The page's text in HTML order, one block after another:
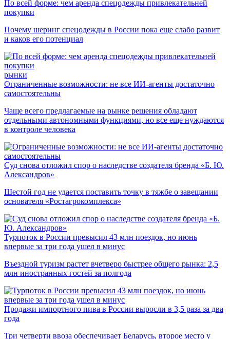
По всей форме: чем аренда спецодежды привлекательней
покупки
Почему шеринг спецодежды в России пока еще слабо развит
и каков его потенциал
рынки
Ограниченные возможности: не все ИИ-агенты достаточно
самостоятельны
Чаще всего предлагаемые на рынке решения обладают
отдельными автономными функциями, но все еще нуждаются
в контроле человека
Суд снова отложил спор о наследстве создателя бренда «Б. Ю.
Александров»
Шестой год не удается поставить точку в тяжбе о завещании
основателя «Ростагрокомплекса»
Турпоток в России превысил 43 млн поездок, но июнь
впервые за три года ушел в минус
Въездной туризм растет вчетверо быстрее общего рынка: 2,5
млн иностранных гостей за полгода
Продажи импортного пива в России выросли в 3,5 раза за два
года
Три четверти ввоза обеспечивает Беларусь, второе место у